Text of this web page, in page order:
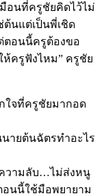
อนที่ครูชัยคิดไว้ไม่
ต้นแต่เป็นพี่เชิด
ตอนนี้ครูต้องขอ
ห้ครูฟังไหม” ครูชัย
ใจที่ครูชัยมากอด
ายต้นฉัตรทำอะไร
ความลับ…ไม่ส่งหนู
นนี้ใช้มือพยายาม